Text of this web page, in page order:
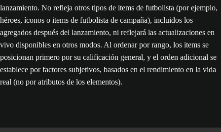
lanzamiento. No refleja otros tipos de items de futbolista (por ejemplo,
héroes, íconos o items de futbolista de campaña), incluidos los
agregados después del lanzamiento, ni reflejará las actualizaciones en
vivo disponibles en otros modos. Al ordenar por rango, los items se
posicionan primero por su calificación general, y el orden adicional se
establece por factores subjetivos, basados en el rendimiento en la vida
real (no por atributos de los elementos).